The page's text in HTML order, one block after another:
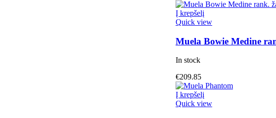
Į krepšelį
Quick view
Muela Bowie Medine
In stock
€209.85
Į krepšelį
Quick view